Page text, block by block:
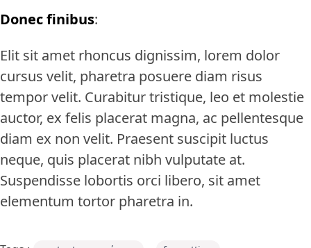
Donec finibus:
Elit sit amet rhoncus dignissim, lorem dolor
cursus velit, pharetra posuere diam risus
tempor velit. Curabitur tristique, leo et molestie
auctor, ex felis placerat magna, ac pellentesque
diam ex non velit. Praesent suscipit luctus
neque, quis placerat nibh vulputate at.
Suspendisse lobortis orci libero, sit amet
elementum tortor pharetra in.